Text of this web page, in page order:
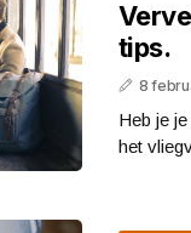
tips.
8
Heb je
het